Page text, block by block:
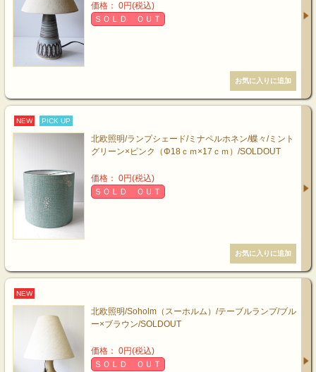
価格： 0円(税込)
ＳＯＬＤ ＯＵＴ
NEW PICK UP
北欧照明/ランプシェード/ミナペルホネン/蝶々/ミント
グリーン×ピンク（Φ18ｃｍ×17ｃｍ）/SOLDOUT
価格： 0円(税込)
ＳＯＬＤ ＯＵＴ
NEW
北欧照明/Soholm（スーホルム）/テーブルランプ/ブル
ー×ブラウン/SOLDOUT
価格： 0円(税込)
ＳＯＬＤ ＯＵＴ